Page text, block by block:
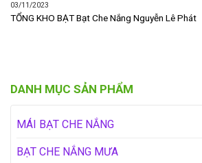
DANH MỤC SẢN PHẨM
MÁI BẠT CHE NẮNG
BẠT CHE NẮNG MƯA
03/11/2023
TỔNG KHO BẠTBạt Che Nắng Nguyễn Lê Phát